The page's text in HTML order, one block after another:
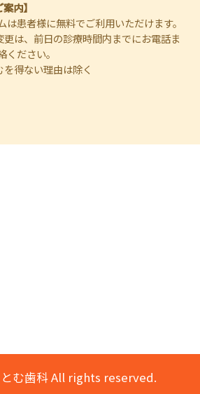
内】
は患者様に無料でご利用いただけます。
は、前日の診療時間内までにお電話ま
ださい。
得ない理由は除く
む歯科 All rights reserved.